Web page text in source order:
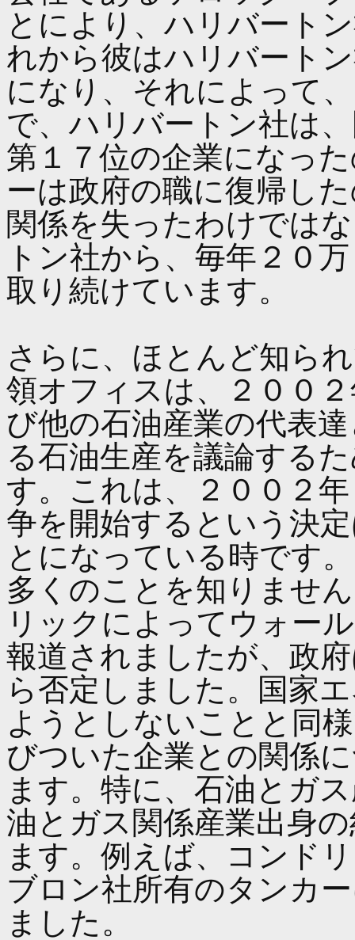
とにより、ハリバート
れから彼はハリバート
になり、それによって
で、ハリバートン社は
第１７位の企業になっ
ーは政府の職に復帰し
関係を失ったわけでは
トン社から、毎年２０
取り続けています。
さらに、ほとんど知ら
領オフィスは、２００
び他の石油産業の代表
る石油生産を議論する
す。これは、２００２
争を開始するという決
とになっている時です
多くのことを知りませ
リックによってウォー
報道されましたが、政
ら否定しました。国家
ようとしないことと同
びついた企業との関係
ます。特に、石油とガ
油とガス関係産業出身
ます。例えば、コンド
ブロン社所有のタンカ
ました。